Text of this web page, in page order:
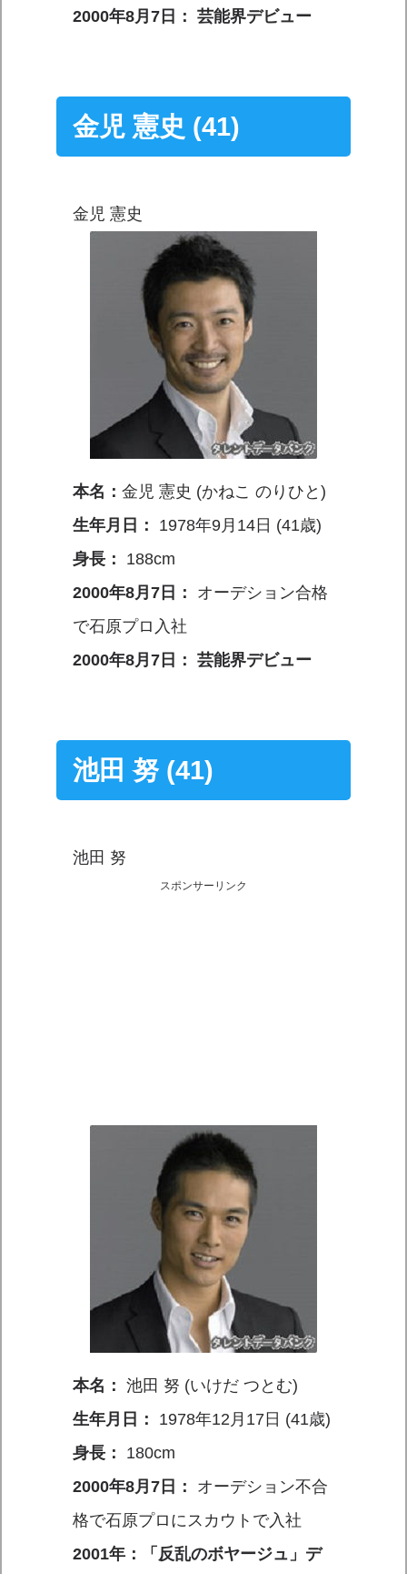
2000年8月7日： 芸能界デビュー
金児 憲史 (41)
金児 憲史
本名： 金児 憲史 (かねこ のりひと)
生年月日：
1978年9月14日 (41歳)
身長：
188cm
2000年8月7日：
オーデション合格
で石原プロ入社
2000年8月7日： 芸能界デビュー
池田 努 (41)
池田 努
スポンサーリンク
本名： 池田 努 (いけだ つとむ)
生年月日：
1978年12月17日 (41歳)
身長：
180cm
2000年8月7日：
オーデション不合
格で石原プロにスカウトで入社
2001年：「反乱のボヤージュ」デ